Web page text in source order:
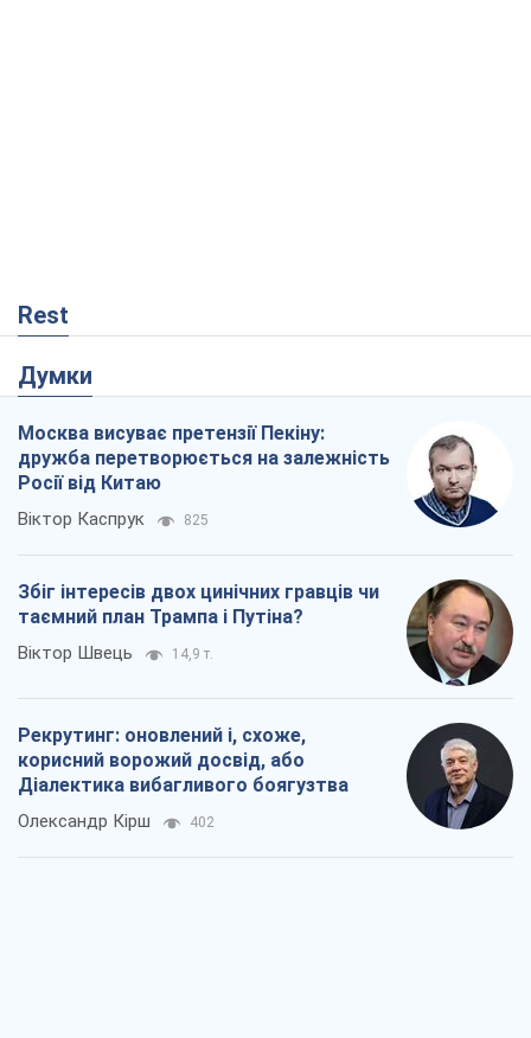
Rest
Думки
Москва висуває претензії Пекіну:
дружба перетворюється на залежність
Росії від Китаю
Віктор Каспрук 825
Збіг інтересів двох цинічних гравців чи
таємний план Трампа і Путіна?
Віктор Швець 14,9 т.
Рекрутинг: оновлений і, схоже,
корисний ворожий досвід, або
Діалектика вибагливого боягузтва
Олександр Кірш 402